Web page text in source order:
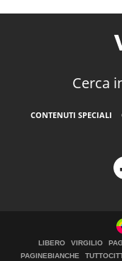
Cerca
CONTENUTI SPECIALI
LIBERO VIRGILIO
PAGINEBIANCHE